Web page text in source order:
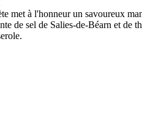
met à l'honneur un savoureux
de sel de Salies-de-Béarn et de